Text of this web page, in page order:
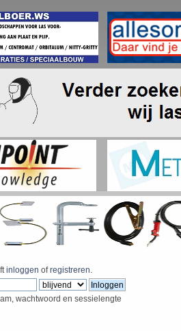
inloggen ofregistreren.
wachtwoord en sessielengte